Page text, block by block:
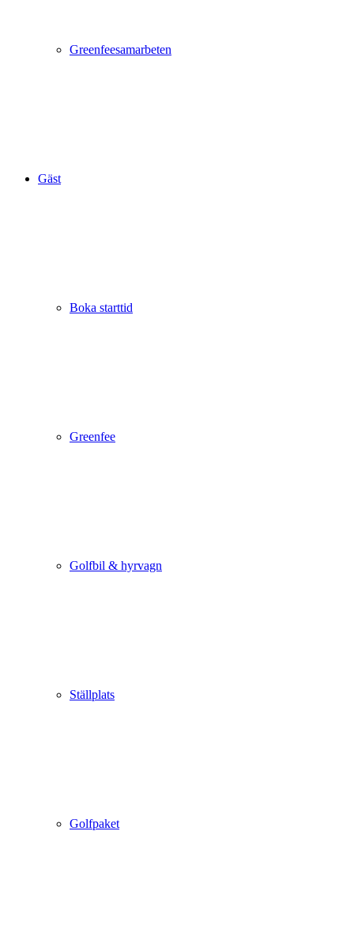
Greenfeesamarbeten
Gäst
Boka starttid
Greenfee
Golfbil & hyrvagn
Ställplats
Golfpaket